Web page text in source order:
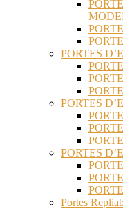
PORTES
PORTES
PORTES
Portes